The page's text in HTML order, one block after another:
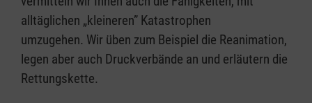
alltäglichen „kleineren” Katastrophen
umzugehen. Wir üben zum Beispiel die Reanimation,
legen aber auch Druckverbände an und erläutern die
Rettungskette.